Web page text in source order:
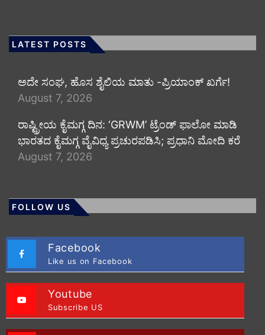
LATEST POSTS
ಅದೇ ಸಂಘ, ಹೊಸ ಶೈಲಿಯ ಮಾತು -ಪ್ರಿಯಾಂಕ್ ಖರ್ಗೆ!
August 7, 2026
ರಾಷ್ಟ್ರೀಯ ಕೈಮಗ್ಗ ದಿನ: ‘GRWM’ ಟ್ರೆಂಡ್ ಫಾಲೋ ಮಾಡಿ
ಭಾರತದ ಕೈಮಗ್ಗ ವೈವಿಧ್ಯ ಪ್ರಚುರಪಡಿಸಿ; ಪ್ರಧಾನಿ ಮೋದಿ ಕರೆ
August 7, 2026
FOLLOW US
Facebook
Like us on Facebook
Youtube
Subscribe US